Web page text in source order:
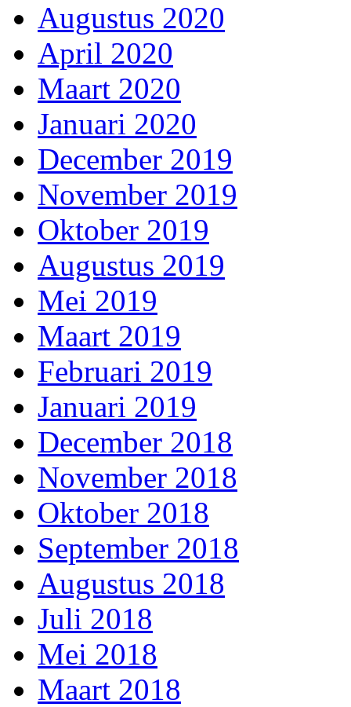
Augustus 2020
April 2020
Maart 2020
Januari 2020
December 2019
November 2019
Oktober 2019
Augustus 2019
Mei 2019
Maart 2019
Februari 2019
Januari 2019
December 2018
November 2018
Oktober 2018
September 2018
Augustus 2018
Juli 2018
Mei 2018
Maart 2018